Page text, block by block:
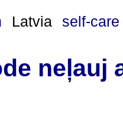
Latvia self-care
neļauj